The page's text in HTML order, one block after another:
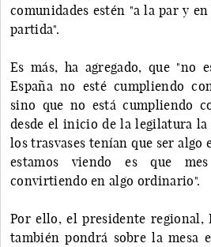
comunidades estén "a la par y
partida".
Es más, ha agregado, que "no
España no esté cumpliendo
sino que no está cumpliendo
desde el inicio de la legilatura
los trasvases tenían que ser
estamos viendo es que
convirtiendo en algo ordinario".
Por ello, el presidente regional,
también pondrá sobre la mesa